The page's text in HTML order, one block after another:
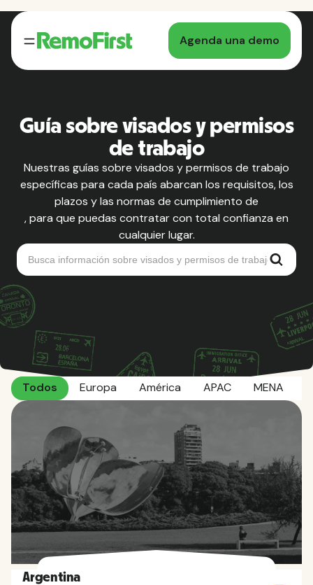
Agenda una demo
Guía sobre visados y permisos
de trabajo
Nuestras guías sobre visados y permisos de trabajo
específicas para cada país abarcan los requisitos, los
plazos y las normas de cumplimiento de
, para que puedas contratar con total confianza en
cualquier lugar.
Todos Europa América APAC MENA
Argentina